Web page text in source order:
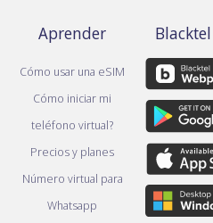
Aprender
Cómo usar una eSIM
Cómo iniciar mi
teléfono virtual?
Precios y planes
Número virtual para
Whatsapp